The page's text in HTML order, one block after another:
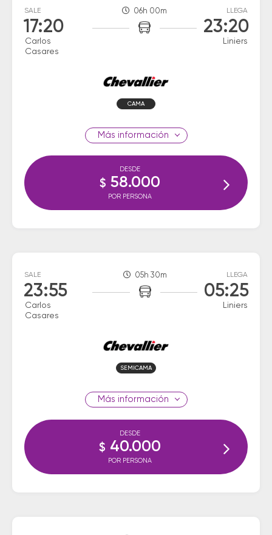
SALE
17:20
Carlos
Casares
06h 00m LLEGA
23:20
Liniers
CAMA
información
DESDE
$ 58.000
POR PERSONA
SALE
23:55
Carlos
Casares
05h 30m LLEGA
05:25
Liniers
SEMICAMA
información
DESDE
$ 40.000
POR PERSONA